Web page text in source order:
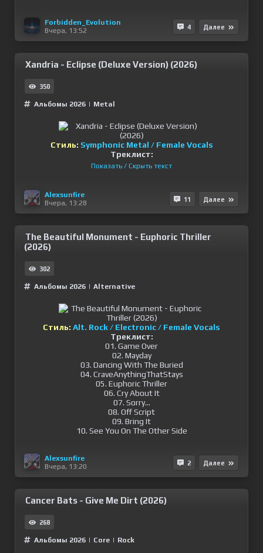
Forbidden_Evolution
Вчера, 13:52
4 Далее
Xandria - Eclipse (Deluxe Version) (2026)
350
Альбомы 2026 | Metal
Стиль: Symphonic Metal / Female Vocals
Треклист:
Показать / Скрыть текст
Alexsunfire
Вчера, 13:28
11 Далее
The Beautiful Monument - Euphoric Thriller
(2026)
302
Альбомы 2026 | Alternative
Стиль: Alt. Rock / Electronic / Female Vocals
Треклист:
01. Game Over
02. Mayday
03. Dancing With The Buried
04. CraveAnythingThatStays
05. Euphoric Thriller
06. Cry About It
07. Sorry...
08. Off Script
09. Bring It
10. See You On The Other Side
Alexsunfire
Вчера, 13:20
2 Далее
Cancer Bats - Give Me Dirt (2026)
268
Альбомы 2026 | Сore | Rock